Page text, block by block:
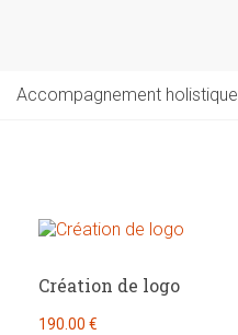
Accompagnement holistique
Création de logo
190.00€